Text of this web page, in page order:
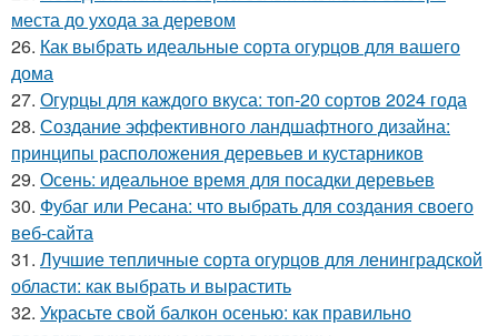
места до ухода за деревом
26. Как выбрать идеальные сорта огурцов для вашего
дома
27. Огурцы для каждого вкуса: топ-20 сортов 2024 года
28. Создание эффективного ландшафтного дизайна:
принципы расположения деревьев и кустарников
29. Осень: идеальное время для посадки деревьев
30. Фубаг или Ресана: что выбрать для создания своего
веб-сайта
31. Лучшие тепличные сорта огурцов для ленинградской
области: как выбрать и вырастить
32. Украсьте свой балкон осенью: как правильно